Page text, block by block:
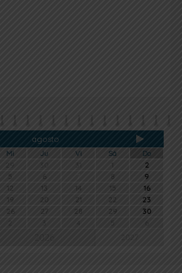
agosto
Mi Ju Vi Sá
Do
29 30 31 1
2
5 6 8
9
12 13 14 15
16
19 20 21 22
23
26 27 28 29
30
2 3 4 5 6